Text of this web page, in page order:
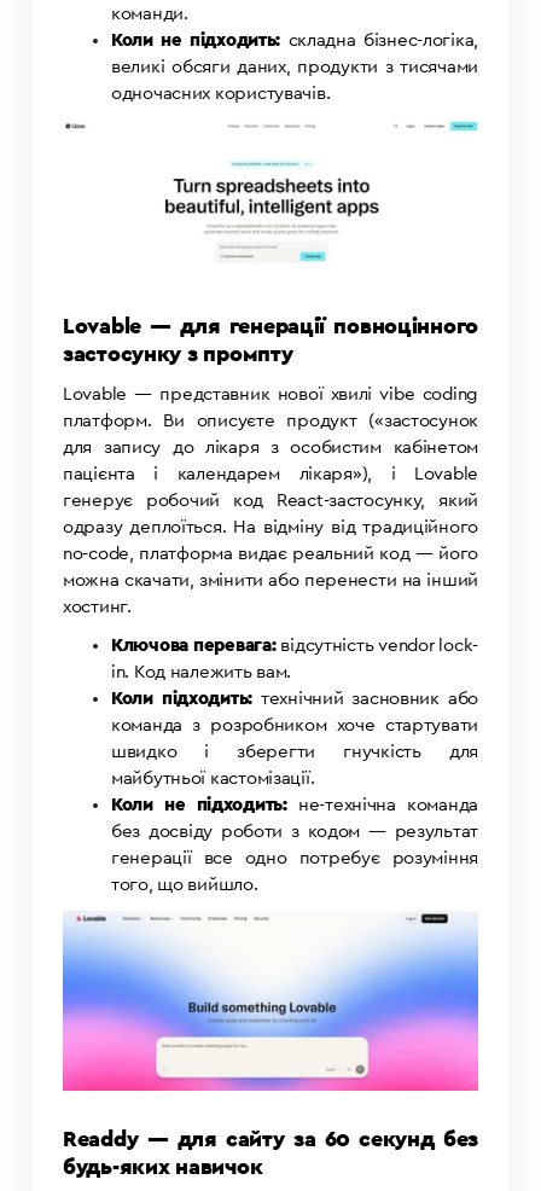
команди.
Коли не підходить: складна бізнес-логіка,
великі обсяги даних, продукти з тисячами
одночасних користувачів.
Lovable — для генерації повноцінного
застосунку з промпту
Lovable — представник нової хвилі vibe coding
платформ. Ви описуєте продукт («застосунок
для запису до лікаря з особистим кабінетом
пацієнта і календарем лікаря»), і Lovable
генерує робочий код React-застосунку, який
одразу деплоїться. На відміну від традиційного
no-code, платформа видає реальний код — його
можна скачати, змінити або перенести на інший
хостинг.
Ключова перевага:відсутність vendor lock-
in. Код належить вам.
Коли підходить: технічний засновник або
команда з розробником хоче стартувати
швидко і зберегти гнучкість для
майбутньої кастомізації.
Коли не підходить:не-технічна команда
без досвіду роботи з кодом — результат
генерації все одно потребує розуміння
того, що вийшло.
Readdy — для сайту за 60 секунд без
будь-яких навичок